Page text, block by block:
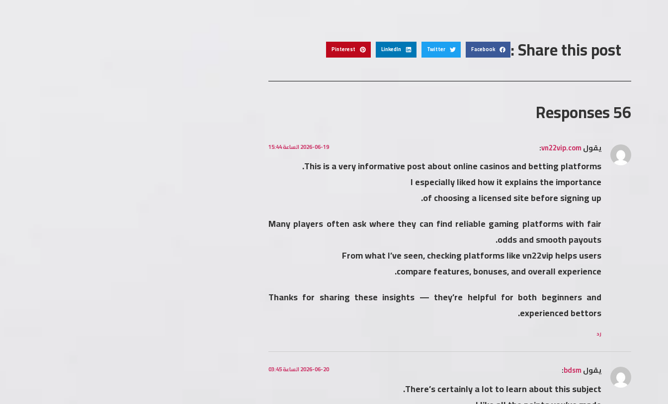
Share this post :
Facebook
Twitter
LinkedIn
Pinterest
56 Responses
يقولvn22vip.com
: 2026-06-19 الساعة 15:44
This is a very informative post about online casinos and betting platforms.
I especially liked how it explains the importance
of choosing a licensed site before signing up.
Many players often ask where they can find reliable gaming platforms with fair
odds and smooth payouts.
From what I’ve seen, checking platforms like vn22vip helps users
compare features, bonuses, and overall experience.
Thanks for sharing these insights — they’re helpful for both beginners and
experienced bettors.
رد
يقولbdsm
: 2026-06-20 الساعة 03:45
There’s certainly a lot to learn about this subject.